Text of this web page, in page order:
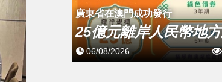
廣東省在澳門成功發行
25億元離岸人民幣地
06/08/2026